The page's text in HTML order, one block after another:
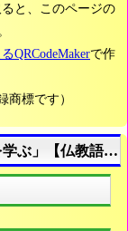
と、このページの
QRCodeMakerで作
商標です）
ぶ」【仏教語を